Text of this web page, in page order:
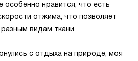
особенно нравится, что есть
отжима, что позволяет
видам ткани.
с отдыха на природе, моя